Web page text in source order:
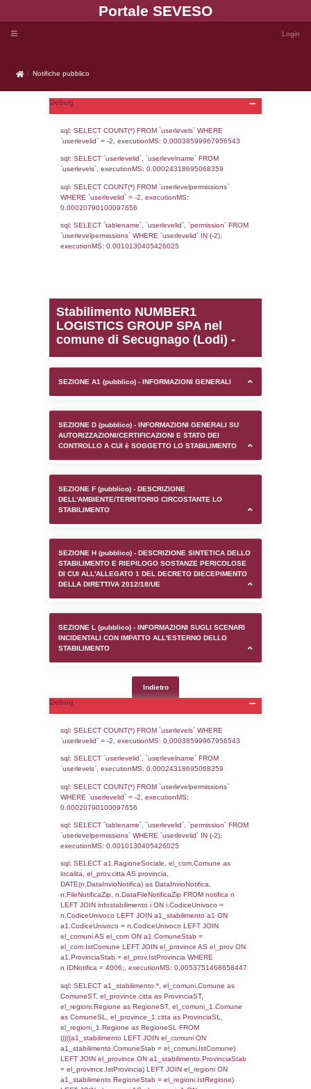
Portale
Notifiche pubblico
Notifiche pubblico
Debug
sql: SELECT COUNT(*) FROM `userlevels`
sql: SELECT `userlevelid`, `userlevelname`
0.00020790100097656
sql: SELECT `tablename`, `userlevelid`,
executionMS: 0.0010130405426025
Stabilimento NUMBER1
LOGISTICS GROUP
comune di Secugnago
SEZIONE A1 (pubblico) - INFORMAZIONI
SEZIONE D (pubblico) - INFORMAZIONI
CONTROLLO A CUI è SOGGETTO LO
DELL'AMBIENTE/TERRITORIO
STABILIMENTO
SEZIONE H (pubblico) - DESCRIZIONE
STABILIMENTO E RIEPILOGO SOSTANZE
DI CUI ALL'ALLEGATO 1 DEL DECRETO
DELLA DIRETTIVA 2012/18/UE
SEZIONE L (pubblico) - INFORMAZIONI
INCIDENTALI CON IMPATTO
STABILIMENTO
Indietro
Debug